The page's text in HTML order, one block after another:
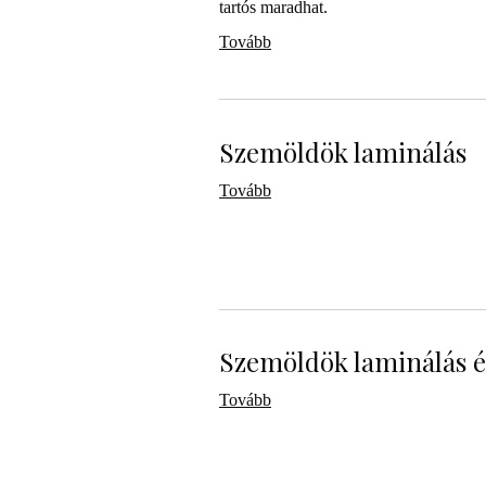
tartós maradhat.
Tovább
Szemöldök laminálás
Tovább
Szemöldök laminálás
Tovább